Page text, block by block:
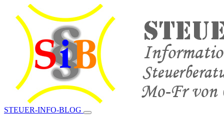
STEUER-INFO-BLOG